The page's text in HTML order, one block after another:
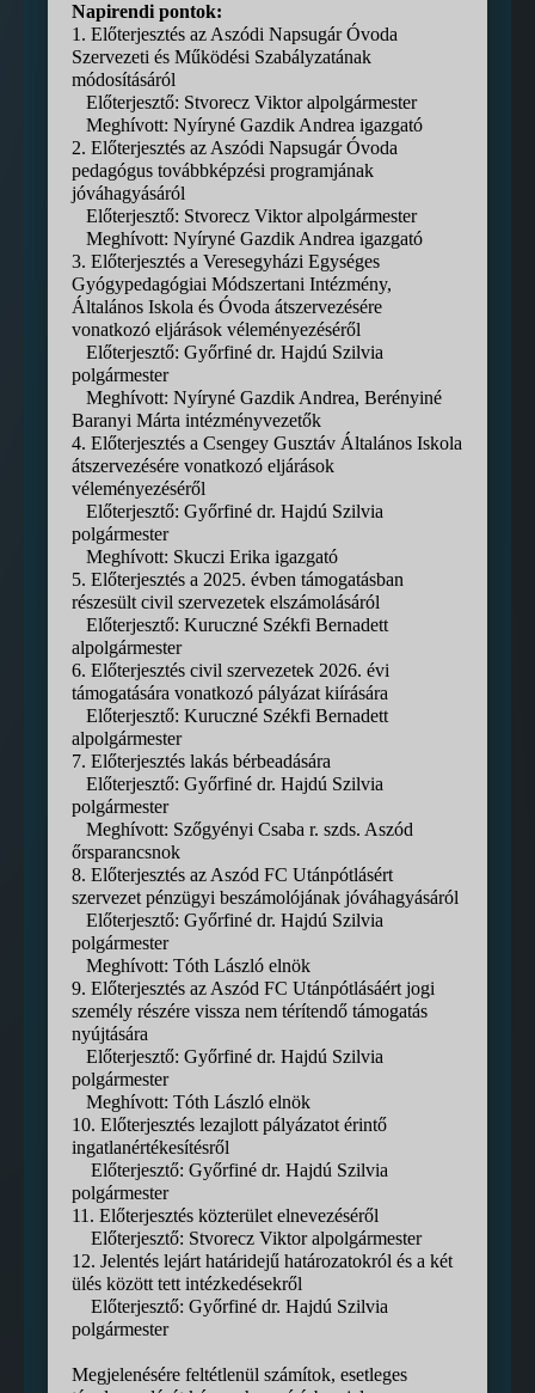
Napirendi pontok:
1. Előterjesztés az Aszódi Napsugár Óvoda
Szervezeti és Működési Szabályzatának
módosításáról
Előterjesztő: Stvorecz Viktor alpolgármester
Meghívott: Nyíryné Gazdik Andrea igazgató
2. Előterjesztés az Aszódi Napsugár Óvoda
pedagógus továbbképzési programjának
jóváhagyásáról
Előterjesztő: Stvorecz Viktor alpolgármester
Meghívott: Nyíryné Gazdik Andrea igazgató
3. Előterjesztés a Veresegyházi Egységes
Gyógypedagógiai Módszertani Intézmény,
Általános Iskola és Óvoda átszervezésére
vonatkozó eljárások véleményezéséről
Előterjesztő: Győrfiné dr. Hajdú Szilvia
polgármester
Meghívott: Nyíryné Gazdik Andrea, Berényiné
Baranyi Márta intézményvezetők
4. Előterjesztés a Csengey Gusztáv Általános Iskola
átszervezésére vonatkozó eljárások
véleményezéséről
Előterjesztő: Győrfiné dr. Hajdú Szilvia
polgármester
Meghívott: Skuczi Erika igazgató
5. Előterjesztés a 2025. évben támogatásban
részesült civil szervezetek elszámolásáról
Előterjesztő: Kuruczné Székfi Bernadett
alpolgármester
6. Előterjesztés civil szervezetek 2026. évi
támogatására vonatkozó pályázat kiírására
Előterjesztő: Kuruczné Székfi Bernadett
alpolgármester
7. Előterjesztés lakás bérbeadására
Előterjesztő: Győrfiné dr. Hajdú Szilvia
polgármester
Meghívott: Szőgyényi Csaba r. szds. Aszód
őrsparancsnok
8. Előterjesztés az Aszód FC Utánpótlásért
szervezet pénzügyi beszámolójának jóváhagyásáról
Előterjesztő: Győrfiné dr. Hajdú Szilvia
polgármester
Meghívott: Tóth László elnök
9. Előterjesztés az Aszód FC Utánpótlásáért jogi
személy részére vissza nem térítendő támogatás
nyújtására
Előterjesztő: Győrfiné dr. Hajdú Szilvia
polgármester
Meghívott: Tóth László elnök
10. Előterjesztés lezajlott pályázatot érintő
ingatlanértékesítésről
Előterjesztő: Győrfiné dr. Hajdú Szilvia
polgármester
11. Előterjesztés közterület elnevezéséről
Előterjesztő: Stvorecz Viktor alpolgármester
12. Jelentés lejárt határidejű határozatokról és a két
ülés között tett intézkedésekről
Előterjesztő: Győrfiné dr. Hajdú Szilvia
polgármester
Megjelenésére feltétlenül számítok, esetleges